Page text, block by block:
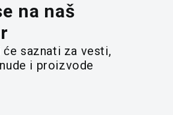
na naš
saznati za vesti,
i proizvode